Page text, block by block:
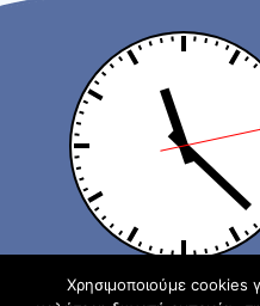
Χρησιμοποιούμε cookies